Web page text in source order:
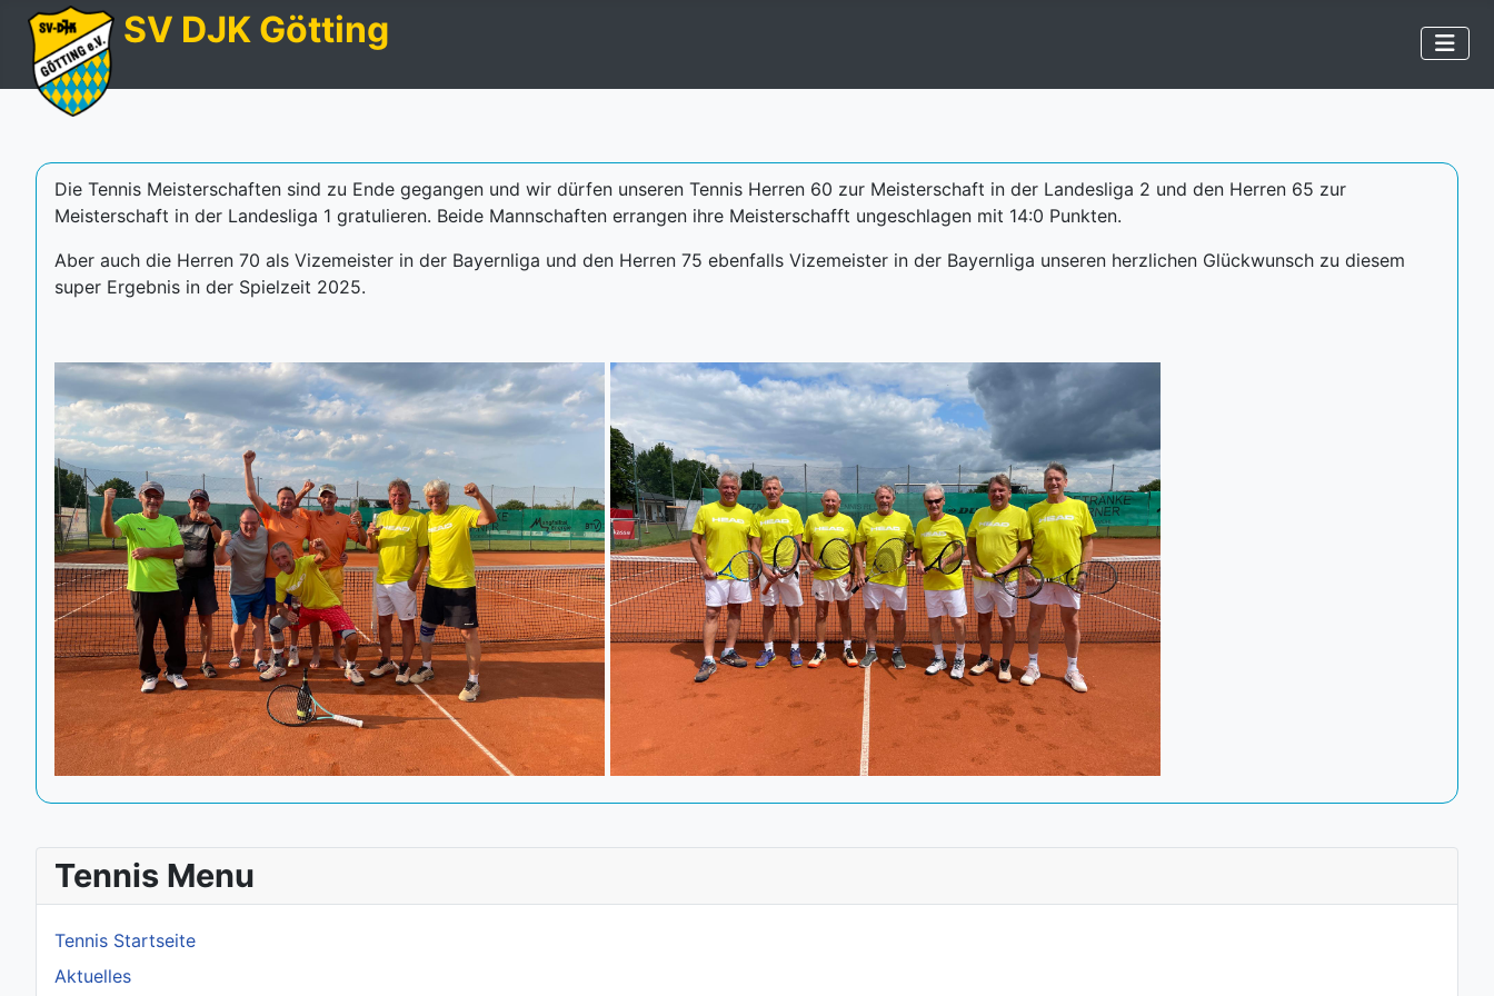
SV DJK Götting
Die Tennis Meisterschaften sind zu Ende gegangen und wir dürfen unseren Tennis Herren 60 zur Meisterschaft in der Landesliga 2 und den Herren 65 zur
Meisterschaft in der Landesliga 1 gratulieren. Beide Mannschaften errangen ihre Meisterschafft ungeschlagen mit 14:0 Punkten.
Aber auch die Herren 70 als Vizemeister in der Bayernliga und den Herren 75 ebenfalls Vizemeister in der Bayernliga unseren herzlichen Glückwunsch zu diesem
super Ergebnis in der Spielzeit 2025.
Tennis Menu
Tennis Startseite
Aktuelles